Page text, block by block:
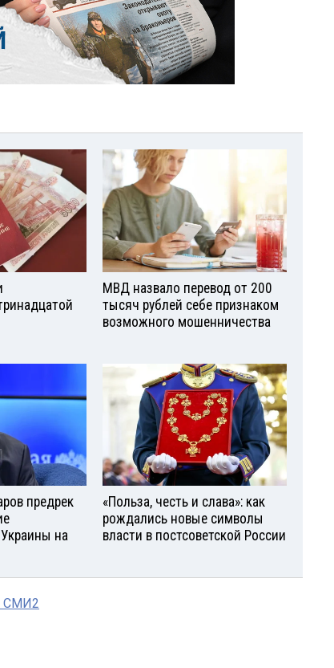
МВД назвало перевод от 200
тысяч рублей себе признаком
возможного мошенничества
предрек
на
«Польза, честь и слава»: как
рождались новые символы
власти в постсоветской России
СМИ2